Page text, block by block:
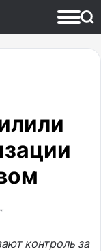
контроль за